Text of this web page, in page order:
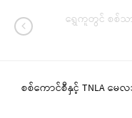
ရွှေကူတွင် စစ်သာ
စစ်ကောင်စီနှင့် TNLA မ